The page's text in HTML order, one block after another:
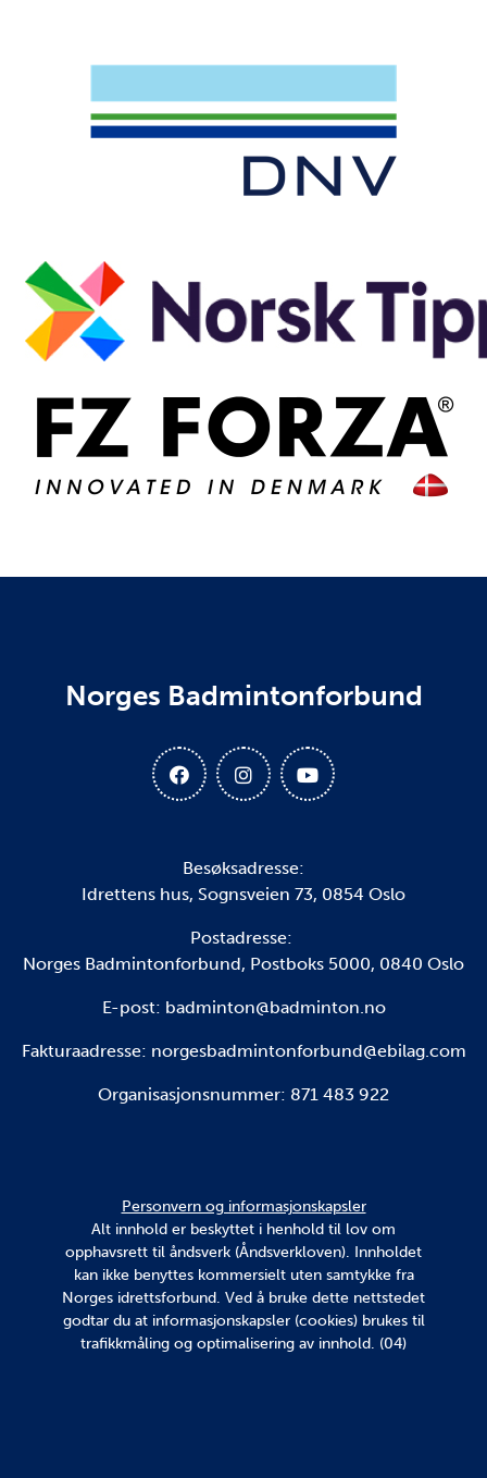
Norges Badmintonforbund
Besøksadresse:
Idrettens hus, Sognsveien 73, 0854 Oslo
Postadresse:
Norges Badmintonforbund, Postboks 5000, 0840 Oslo
E-post: badminton@badminton.no
Fakturaadresse: norgesbadmintonforbund@ebilag.com
Organisasjonsnummer: 871 483 922
Personvern og informasjonskapsler
Alt innhold er beskyttet i henhold til lov om
opphavsrett til åndsverk (Åndsverkloven). Innholdet
kan ikke benyttes kommersielt uten samtykke fra
Norges idrettsforbund. Ved å bruke dette nettstedet
godtar du at informasjonskapsler (cookies) brukes til
trafikkmåling og optimalisering av innhold. (04)